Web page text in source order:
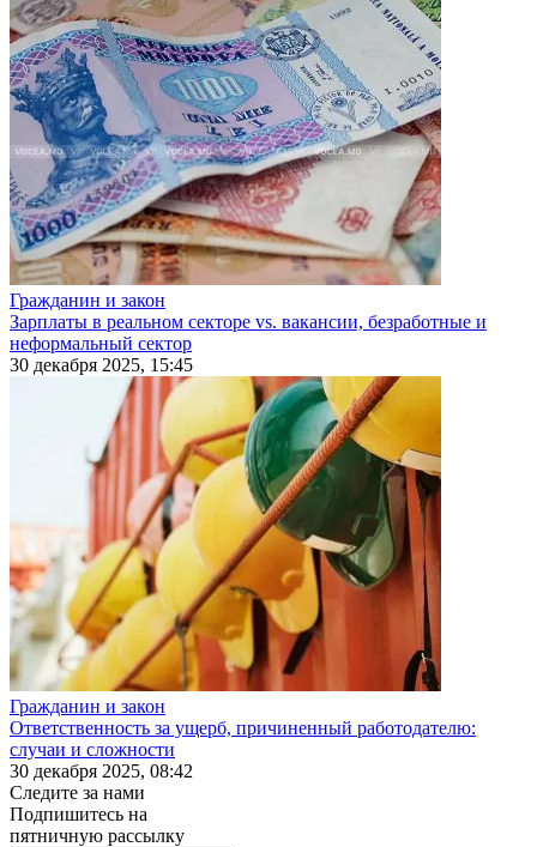
Гражданин и закон
Зарплаты в реальном секторе vs. вакансии, безработные и
неформальный сектор
30 декабря 2025, 15:45
Гражданин и закон
Ответственность за ущерб, причиненный работодателю:
случаи и сложности
30 декабря 2025, 08:42
Следите за нами
Подпишитесь на
пятничную рассылку